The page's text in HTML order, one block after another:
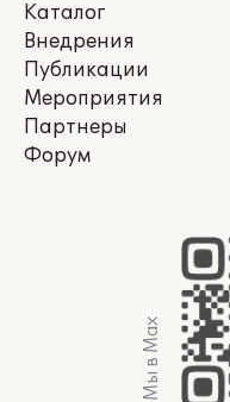
Каталог
Внедрения
Публикации
Мероприятия
Партнеры
Форум
Мы в Max